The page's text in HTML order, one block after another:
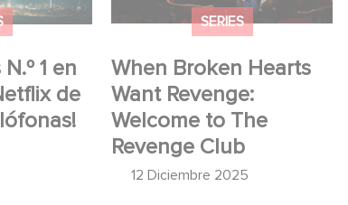
1 en
de
SERIES
When Broken Hearts
Want Revenge:
Welcome to The
Revenge Club
12 Diciembre 2025